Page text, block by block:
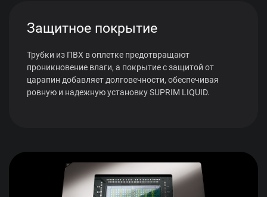
Защитное покрытие
Трубки из ПВХ в оплетке предотвращают
проникновение влаги, а покрытие с защитой от
царапин добавляет долговечности, обеспечивая
ровную и надежную установку SUPRIM LIQUID.